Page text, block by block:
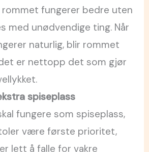
fungerer bedre uten
med unødvendige ting. Når
naturlig, blir rommet
er nettopp det som gjør
spiseplass
fungere som spiseplass,
være første prioritet,
lett å falle for vakre